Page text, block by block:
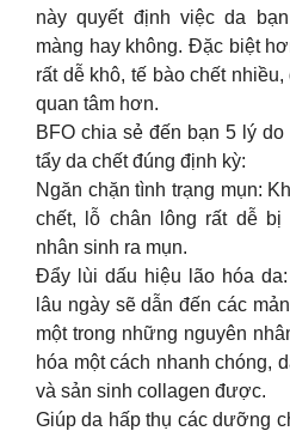
này quyết định việc da
màng hay không. Đặc biệt
rất dễ khô, tế bào chết
quan tâm hơn.
BFO chia sẻ đến bạn 5 lý
tẩy da chết đúng định kỳ:
Ngăn chặn tình trạng mụn:
chết, lỗ chân lông rất dễ bị
nhân sinh ra mụn.
Đẩy lùi dấu hiệu lão hóa
lâu ngày sẽ dẫn đến các
một trong những nguyên
hóa một cách nhanh chóng,
và sản sinh collagen được.
Giúp da hấp thụ các dưỡng